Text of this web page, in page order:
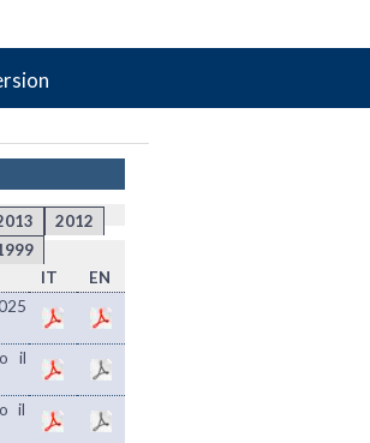
2012
IT
EN
il
il